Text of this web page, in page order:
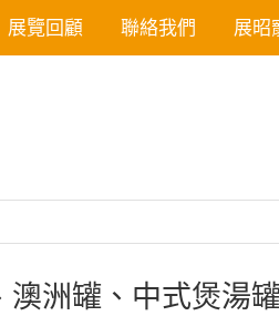
展覽回顧 聯絡我們 展昭
澳洲罐、中式煲湯